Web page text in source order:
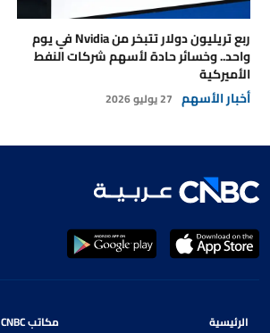
ربع تريليون دولار تتبخر من Nvidia في يوم
واحد.. وخسائر حادة لأسهم شركات النفط
الأميركية
أخبار الأسهم 27 يوليو 2026
الرئيسية
مكاتب CNBC عربية